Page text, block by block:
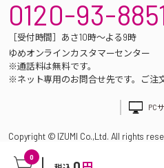
0
0120-93-
［受付時間］あさ10時～よる9時
ゆめオンラインカスタマーセンター
※通話料は無料です。
※ネット専用のお問合せ先です。ご注
PC
Copyright © IZUMI Co.,Ltd. All rights